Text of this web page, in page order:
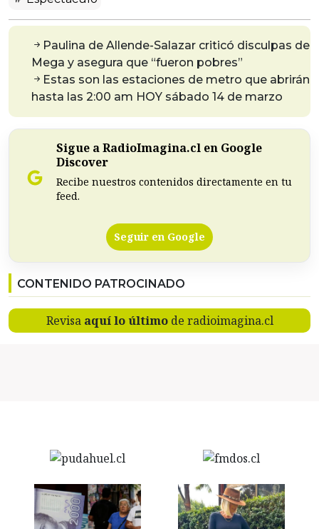
Paulina de Allende-Salazar criticó disculpas de
Mega y asegura que “fueron pobres”
Estas son las estaciones de metro que abrirán
hasta las 2:00 am HOY sábado 14 de marzo
Sigue a RadioImagina.cl en Google
Discover
Recibe nuestros contenidos directamente en tu
feed.
Seguir en Google
CONTENIDO PATROCINADO
Revisa aquí lo últimode radioimagina.cl